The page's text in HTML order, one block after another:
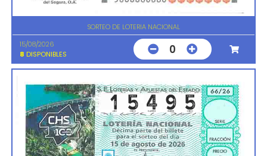
SORTEO DE LOTERIA NACIONAL
15/08/2026
8 DISPONIBLES 0